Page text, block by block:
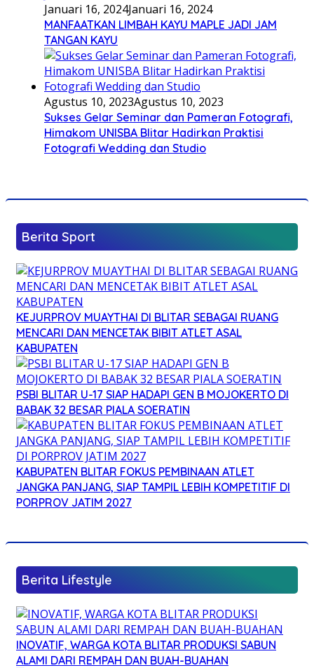
Januari 16, 2024Januari 16, 2024
MANFAATKAN LIMBAH KAYU MAPLE JADI JAM
TANGAN KAYU
Agustus 10, 2023Agustus 10, 2023
Sukses Gelar Seminar dan Pameran Fotografi,
Himakom UNISBA Blitar Hadirkan Praktisi
Fotografi Wedding dan Studio
Berita Sport
KEJURPROV MUAYTHAI DI BLITAR SEBAGAI RUANG
MENCARI DAN MENCETAK BIBIT ATLET ASAL
KABUPATEN
PSBI BLITAR U-17 SIAP HADAPI GEN B MOJOKERTO DI
BABAK 32 BESAR PIALA SOERATIN
KABUPATEN BLITAR FOKUS PEMBINAAN ATLET
JANGKA PANJANG, SIAP TAMPIL LEBIH KOMPETITIF DI
PORPROV JATIM 2027
Berita Lifestyle
INOVATIF, WARGA KOTA BLITAR PRODUKSI SABUN
ALAMI DARI REMPAH DAN BUAH-BUAHAN